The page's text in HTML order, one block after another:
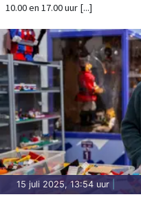
10.00 en 17.00 uur [...]
15 juli 2025, 13:54 uur